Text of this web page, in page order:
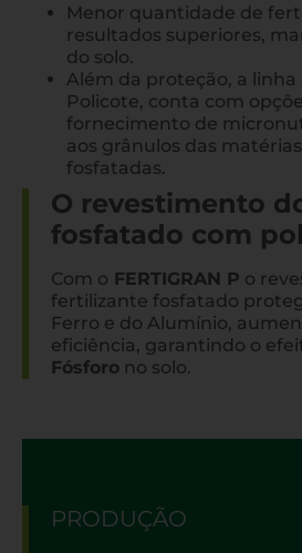
Menor quantidade de
resultados superiores,
do solo.
Além da proteção, a
Policote, conta com
fornecimento de
aos grânulos das
fosfatadas.
O revestimento
fosfatado com
Com o FERTIGRAN P o
fertilizante fosfatado
Ferro e do Alumínio,
eficiência, garantindo o
Fósforo no solo.
PRODUÇÃO